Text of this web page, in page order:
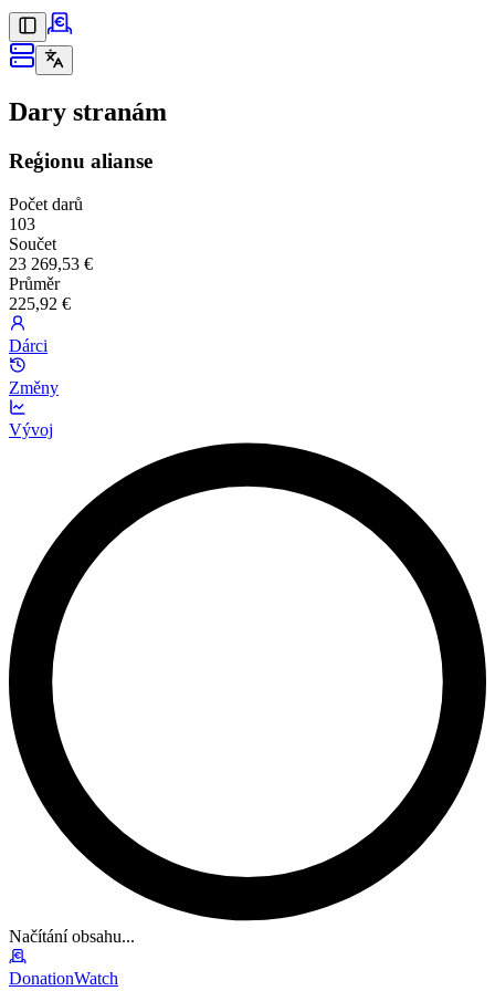
Dary stranám
Reģionu alianse
Počet darů
103
Součet
23 269,53 €
Průměr
225,92 €
Dárci
Změny
Vývoj
Načítání obsahu...
DonationWatch